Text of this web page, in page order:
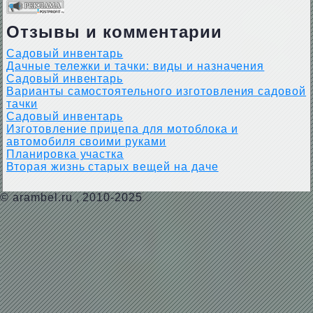
Отзывы и комментарии
Садовый инвентарь
Дачные тележки и тачки: виды и назначения
Садовый инвентарь
Варианты самостоятельного изготовления садовой
тачки
Садовый инвентарь
Изготовление прицепа для мотоблока и
автомобиля своими руками
Планировка участка
Вторая жизнь старых вещей на даче
© arambel.ru, 2010-2025